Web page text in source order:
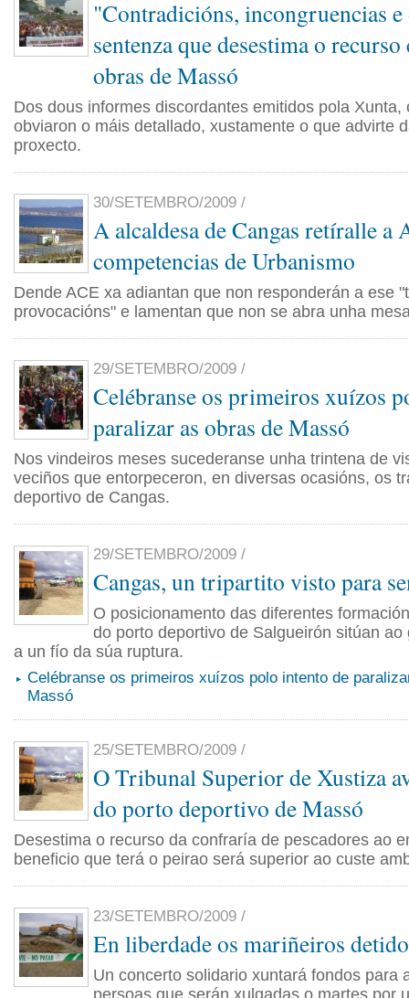
"Contradicións, incongruencias
sentenza que desestima o recurso
obras de Massó
Dos dous informes discordantes emitidos pola Xunta,
obviaron o máis detallado, xustamente o que advirte
proxecto.
30/SETEMBRO/2009 /
A alcaldesa de Cangas retíralle a
competencias de Urbanismo
Dende ACE xa adiantan que non responderán a ese
provocacións" e lamentan que non se abra unha
29/SETEMBRO/2009 /
Celébranse os primeiros xuízos
paralizar as obras de Massó
Nos vindeiros meses sucederanse unha trintena de
veciños que entorpeceron, en diversas ocasións, os
deportivo de Cangas.
29/SETEMBRO/2009 /
Cangas, un tripartito visto para
O posicionamento das diferentes
do porto deportivo de Salgueirón sitúan ao
a un fío da súa ruptura.
Celébranse os primeiros xuízos polo intento de
Massó
25/SETEMBRO/2009 /
O Tribunal Superior de Xustiza
do porto deportivo de Massó
Desestima o recurso da confraría de pescadores ao
beneficio que terá o peirao será superior ao custe
23/SETEMBRO/2009 /
En liberdade os mariñeiros
Un concerto solidario xuntará fondos para
persoas que serán xulgadas o martes por